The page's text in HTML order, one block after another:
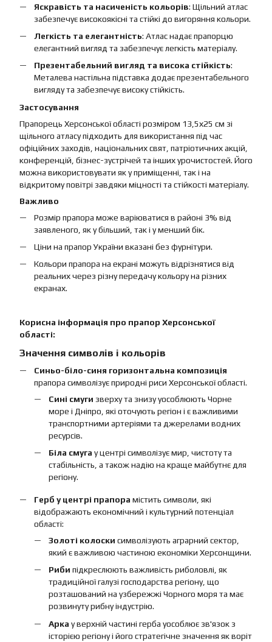
Яскравість та насиченість кольорів: Щільний атлас
забезпечує високоякісні та стійкі до вигоряння кольори.
Легкість та елегантність: Атлас надає прапорцю
елегантний вигляд та забезпечує легкість матеріалу.
Презентабельний вигляд та висока стійкість:
Металева настільна підставка додає презентабельного
вигляду та забезпечує високу стійкість.
Застосування
Прапорець Херсонської області розміром 13,5х25 см зі
щільного атласу підходить для використання під час
офіційних заходів, національних свят, патріотичних акцій,
конференцій, бізнес-зустрічей та інших урочистостей. Його
можна використовувати як у приміщенні, так і на
відкритому повітрі завдяки міцності та стійкості матеріалу.
Важливо
Розмір прапора може варіюватися в районі 3% від
заявленого, як у більший, так і у менший бік.
Ціни на прапор України вказані без фурнітури.
Кольори прапора на екрані можуть відрізнятися від
реальних через різну передачу кольору на різних
екранах.
Корисна інформація про прапор Херсонської
області:
Значення символів і кольорів
Синьо-біло-синя горизонтальна композиція
прапора символізує природні риси Херсонської області.
Сині смуги зверху та знизу уособлюють Чорне
море і Дніпро, які оточують регіон і є важливими
транспортними артеріями та джерелами водних
ресурсів.
Біла смуга у центрі символізує мир, чистоту та
стабільність, а також надію на краще майбутнє для
регіону.
Герб у центрі прапора містить символи, які
відображають економічний і культурний потенціал
області:
Золоті колоски символізують аграрний сектор,
який є важливою частиною економіки Херсонщини.
Риби підкреслюють важливість риболовлі, як
традиційної галузі господарства регіону, що
розташований на узбережжі Чорного моря та має
розвинуту рибну індустрію.
Арка у верхній частині герба уособлює зв'язок з
історією регіону і його стратегічне значення як воріт